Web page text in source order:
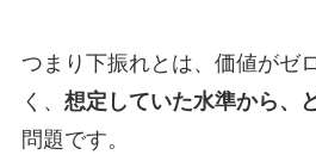
つまり下振れとは、価値がゼ
く、 想定していた水準から、
問題です。